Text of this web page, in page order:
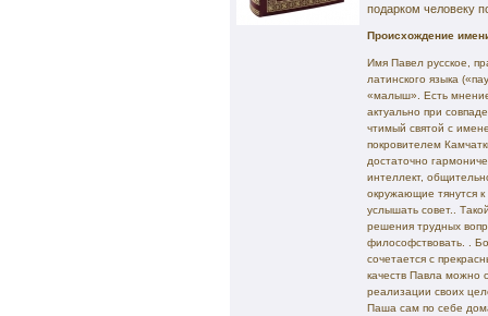
подарком человеку
Происхождение
Имя Павел русское,
латинского языка
«малыш». Есть
актуально при
чтимый святой с
покровителем
достаточно
интеллект,
окружающие тянутся
услышать совет..
решения трудных
философствовать. .
сочетается с
качеств Павла можно
реализации своих
Паша сам по себе